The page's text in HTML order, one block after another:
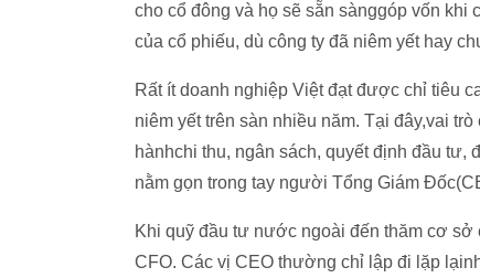
cho cổ đông và họ sẽ sẵn sànggóp vốn khi
của cổ phiếu, dù công ty đã niêm yết hay
Rất ít doanh nghiệp Việt đạt được chỉ tiêu
niêm yết trên sàn nhiều năm. Tại đây,vai
hànhchi thu, ngân sách, quyết định đầu
nằm gọn trong tay người Tổng Giám
Khi quỹ đầu tư nước ngoài đến thăm cơ
CFO. Các vị CEO thường chỉ lập đi lặp